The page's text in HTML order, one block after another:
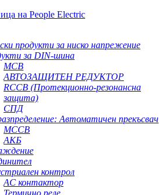
продукти за ниско напрежение
за DIN-шина
MCB
АВТОЗАЩИТЕН РЕДУКТОР
RCCB (Протекционно-резонансна
защита)
СПД
Автоматичен прекъсвач
MCCB
АКБ
контрол
AC контактор
Термично реле